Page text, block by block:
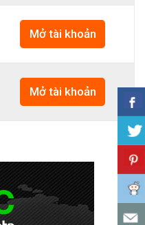
Mở tài khoản
Mở tài khoản